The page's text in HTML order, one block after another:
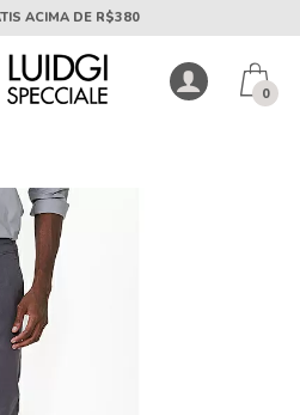
MÍNIMA DE R$50
0